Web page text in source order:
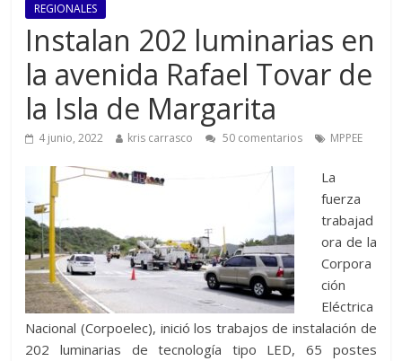
REGIONALES
Instalan 202 luminarias en
la avenida Rafael Tovar de
la Isla de Margarita
4 junio, 2022 kris carrasco 50 comentarios MPPEE
La
fuerza
trabajad
ora de la
Corpora
ción
Eléctrica
Nacional (Corpoelec), inició los trabajos de instalación de
202 luminarias de tecnología tipo LED, 65 postes